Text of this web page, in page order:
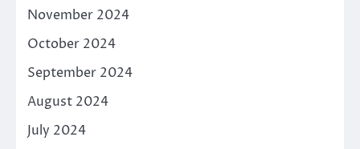
November 2024
October 2024
September 2024
August 2024
July 2024